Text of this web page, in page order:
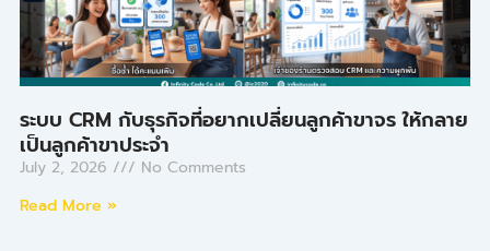
ระบบ CRM กับธุรกิจที่อยากเปลี่ยนลูกค้าขาจร ให้กลาย
เป็นลูกค้าขาประจำ
July 2, 2026
No Comments
Read More »